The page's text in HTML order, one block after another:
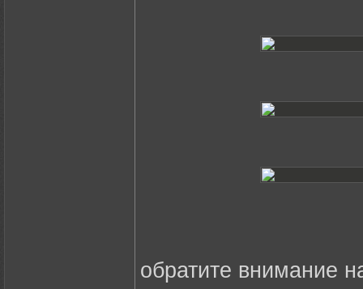
обратите внимание